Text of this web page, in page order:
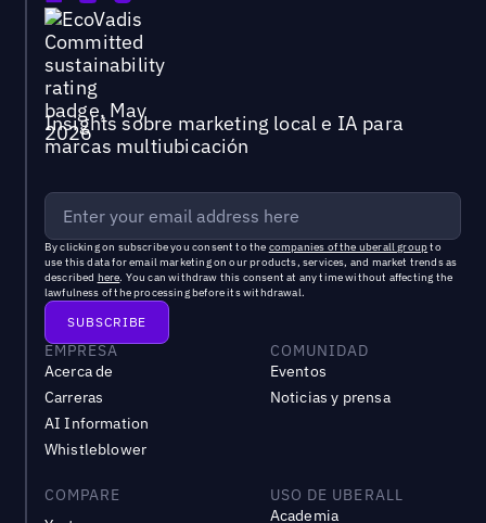
Insights sobre marketing local e IA para
marcas multiubicación
By clicking on subscribe you consent to the companies of the uberall groupto
use this data for email marketing on our products, services, and market trends as
described here. You can withdraw this consent at any time without affecting the
lawfulness of the processing before its withdrawal.
EMPRESA
Acerca de
Carreras
AI Information
Whistleblower
COMUNIDAD
Eventos
Noticias y prensa
COMPARE
USO DE UBERALL
Academia